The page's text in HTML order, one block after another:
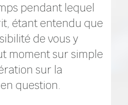
pendant lequel
étant entendu que
de vous y
moment sur simple
sur la
question.